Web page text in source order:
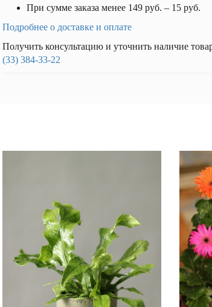
При сумме заказа менее 149 руб. – 15 руб.
Подробнее о доставке и оплате
Получить консультацию и уточнить наличие
(33) 384-33-22